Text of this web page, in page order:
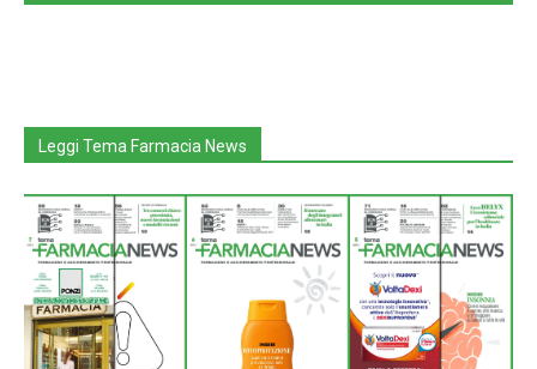
Leggi Tema Farmacia News